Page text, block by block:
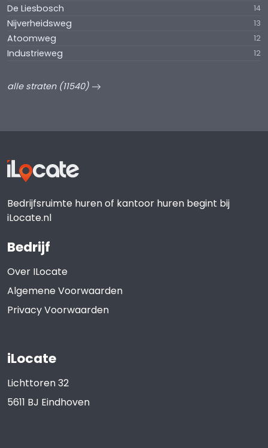
De Liesbosch 14
Nijverheidsweg 13
Atoomweg 12
Industrieweg 12
alle straten (11540)
Bedrijfsruimte huren of kantoor huren begint bij
iLocate.nl
Bedrijf
Over ILocate
Algemene Voorwaarden
Privacy Voorwaarden
iLocate
Lichttoren 32
5611 BJ Eindhoven